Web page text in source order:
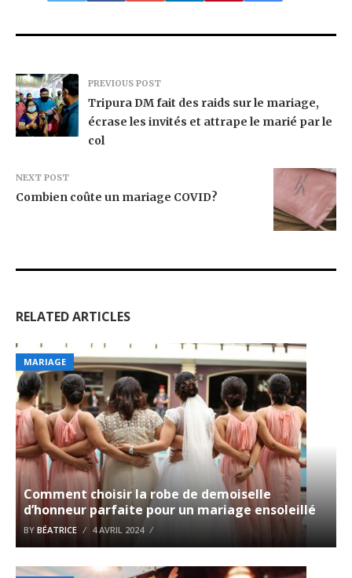
PREVIOUS POST
Tripura DM fait des raids sur le mariage,
écrase les invités et attrape le marié par le
col
NEXT POST
Combien coûte un mariage COVID?
RELATED ARTICLES
MARIAGE
Comment choisir la robe de demoiselle
d’honneur parfaite pour un mariage ensoleillé
BY BÉATRICE 4 AVRIL 2024